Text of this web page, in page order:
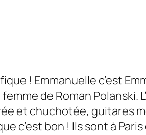
! Emmanuelle c’est
de Roman Polanski.
et chuchotée, guitares
c’est bon ! Ils sont à